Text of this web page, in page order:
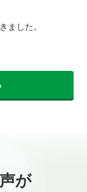
ました。
が